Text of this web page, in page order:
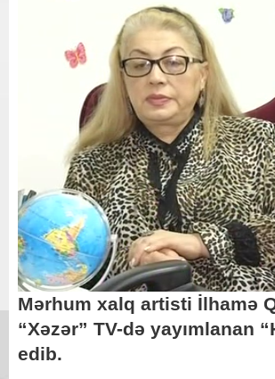
Mərhum xalq artisti İlhamə
“Xəzər” TV-də yayımlanan
edib.